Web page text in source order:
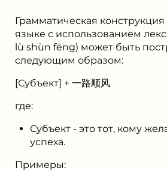
Грамматическая
языке с использованием
lù shùn fēng) может быть
следующим образом:
[Субъект] + 一路顺风
где:
Субъект - это тот, кому
успеха.
Примеры: